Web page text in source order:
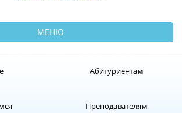
МЕНЮ
Абитуриентам
Преподавателям